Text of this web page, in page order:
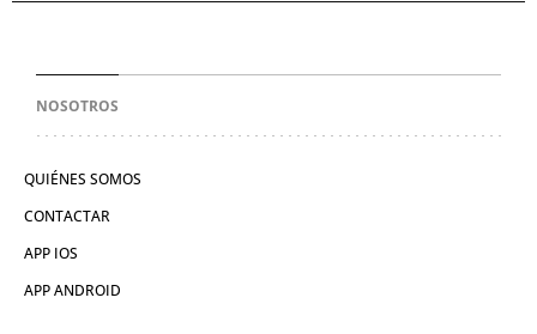
NOSOTROS
QUIÉNES SOMOS
CONTACTAR
APP IOS
APP ANDROID